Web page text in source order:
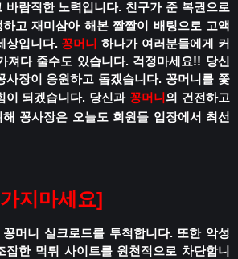
바람직한 노력입니다. 친구가 준 복권으로
하고재미삼아 해본 짤짤이 배팅으로 고액
상입니다. 꽁머니 하나가 여러분들에게 커
져다 줄수도 있습니다. 걱정마세요!! 당신
사장이 응원하고 돕겠습니다. 꽁머니를 쫓
이 되겠습니다. 당신과 꽁머니 의 건전하고
꽁사장은 오늘도 회원들 입장에서 최선
지마세요]
머니 실크로드를 투척합니다. 또한 악성
잡한 먹튀 사이트를 원천적으로 차단합니